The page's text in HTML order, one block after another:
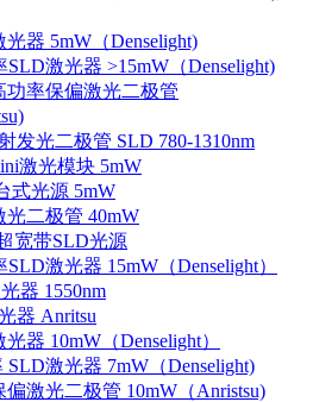
光器 5mW（Denselight)
SLD激光器 >15mW（Denselight)
功率保偏激光二极管
发光二极管 SLD 780-1310nm
激光模块 5mW
式光源 5mW
光二极管 40mW
宽带SLD光源
SLD激光器 15mW（Denselight）
器 1550nm
器 Anritsu
器 10mW（Denselight）
SLD激光器 7mW（Denselight)
偏激光二极管 10mW（Anristsu)